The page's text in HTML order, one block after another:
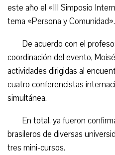
este año el «III Simposio
tema «Persona y Comunidad».
De acuerdo con el
coordinación del evento,
actividades dirigidas al
cuatro conferencistas
simultánea.
En total, ya fueron
brasileros de diversas
tres mini-cursos.